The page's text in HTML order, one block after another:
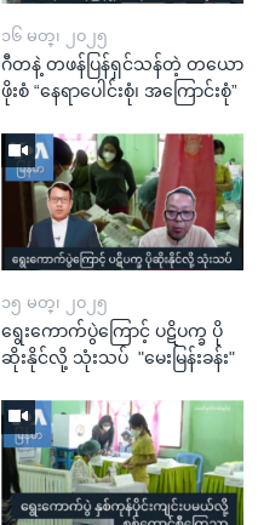
၁၆ မတ္၊ ၂၀၂၅
ဂီတနဲ့ တဖန်ပြန်ရှင်သန်တဲ့ တယော
ဖိုးစံ “နေရာပေါင်းစုံ၊ အကြောင်းစုံ”
၁၅ မတ္၊ ၂၀၂၅
ရွေးကောက်ပွဲကြောင့် ပဋိပက္ခ ပို
ဆိုးနိုင်လို့ သုံးသပ် "မေးမြန်းခန်း"